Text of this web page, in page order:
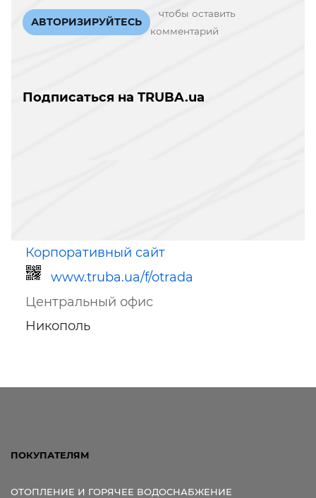
АВТОРИЗИРУЙТЕСЬ
чтобы оставить
комментарий
Подписаться на TRUBA.ua
Корпоративный сайт
www.truba.ua/f/otrada
Центральный офис
Никополь
ПОКУПАТЕЛЯМ
ОТОПЛЕНИЕ И ГОРЯЧЕЕ ВОДОСНАБЖЕНИЕ